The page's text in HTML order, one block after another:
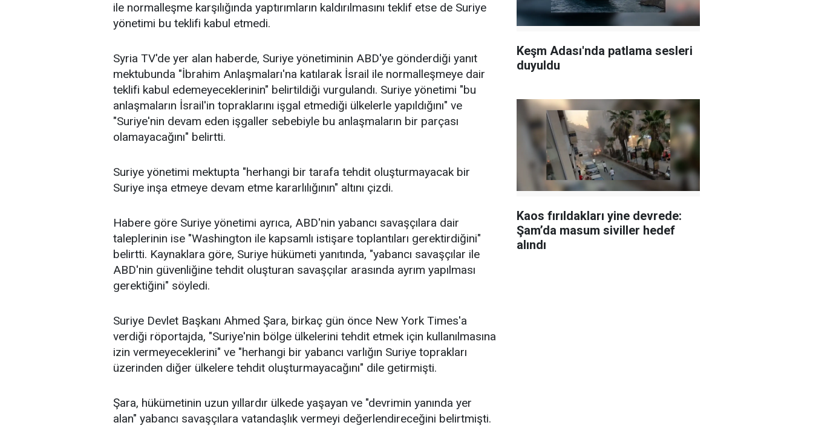
ile normalleşme karşılığında yaptırımların kaldırılmasını teklif etse de Suriye
yönetimi bu teklifi kabul etmedi.
Syria TV'de yer alan haberde, Suriye yönetiminin ABD'ye gönderdiği yanıt
mektubunda "İbrahim Anlaşmaları'na katılarak İsrail ile normalleşmeye dair
teklifi kabul edemeyeceklerinin" belirtildiği vurgulandı. Suriye yönetimi "bu
anlaşmaların İsrail'in topraklarını işgal etmediği ülkelerle yapıldığını" ve
"Suriye'nin devam eden işgaller sebebiyle bu anlaşmaların bir parçası
olamayacağını" belirtti.
Suriye yönetimi mektupta "herhangi bir tarafa tehdit oluşturmayacak bir
Suriye inşa etmeye devam etme kararlılığının" altını çizdi.
Habere göre Suriye yönetimi ayrıca, ABD'nin yabancı savaşçılara dair
taleplerinin ise "Washington ile kapsamlı istişare toplantıları gerektirdiğini"
belirtti. Kaynaklara göre, Suriye hükümeti yanıtında, "yabancı savaşçılar ile
ABD'nin güvenliğine tehdit oluşturan savaşçılar arasında ayrım yapılması
gerektiğini" söyledi.
Suriye Devlet Başkanı Ahmed Şara, birkaç gün önce New York Times'a
verdiği röportajda, "Suriye'nin bölge ülkelerini tehdit etmek için kullanılmasına
izin vermeyeceklerini" ve "herhangi bir yabancı varlığın Suriye toprakları
üzerinden diğer ülkelere tehdit oluşturmayacağını" dile getirmişti.
Şara, hükümetinin uzun yıllardır ülkede yaşayan ve "devrimin yanında yer
alan" yabancı savaşçılara vatandaşlık vermeyi değerlendireceğini belirtmişti.
Keşm Adası'nda patlama sesleri
duyuldu
Kaos fırıldakları yine devrede:
Şam’da masum siviller hedef
alındı